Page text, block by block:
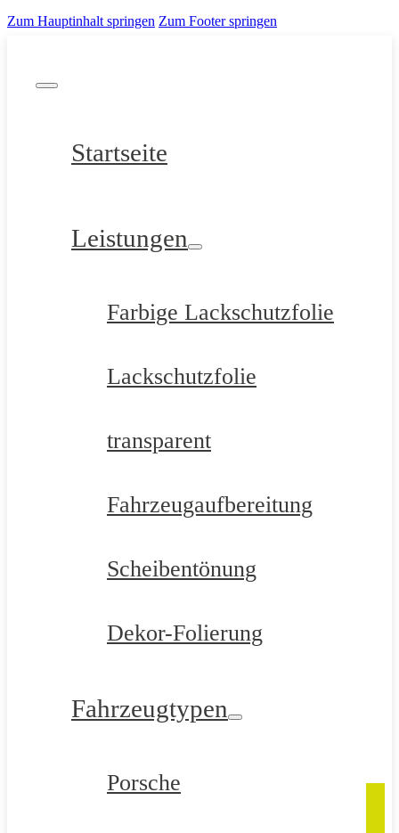
Zum Hauptinhalt springen Zum Footer springen
Startseite
Leistungen
Farbige Lackschutzfolie
Lackschutzfolie
transparent
Fahrzeugaufbereitung
Scheibentönung
Dekor-Folierung
Fahrzeugtypen
Porsche